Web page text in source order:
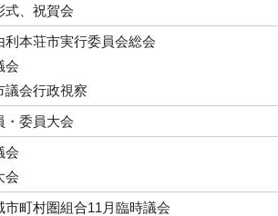
式、祝賀会
利本荘市実行委員会総会
会
議会行政視察
・委員大会
会
会
市町村圏組合11月臨時議会